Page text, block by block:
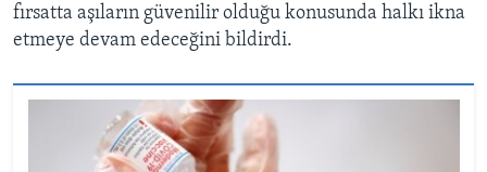
fırsatta aşıların güvenilir olduğu konusunda halkı ikna
etmeye devam edeceğini bildirdi.